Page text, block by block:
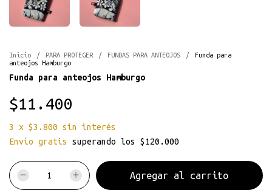
Inicio / PARA PROTEGER / FUNDAS PARA ANTEOJOS /
Funda para
anteojos Hamburgo
Funda para anteojos Hamburgo
$11.400
3 x $3.800 sin interés
Envío gratis
superando los $120.000